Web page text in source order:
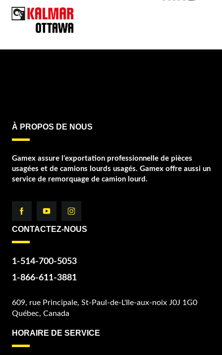
À PROPOS DE NOUS
Gamex assure l’exportation professionnelle de pièces
usagées et de camions lourds usagés. Gamex offre aussi un
service de remorquage de camion lourd.
CONTACTEZ-NOUS
1-514-700-5053
1-866-611-3881
609, rue Principale, St-Paul-de-L'Ile-aux-noix J0J 1G0
Québec, Canada
HORAIRE DE SERVICE